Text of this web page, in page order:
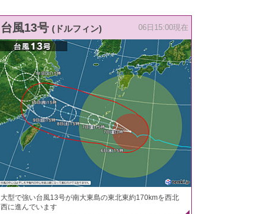
台風13号 (ドルフィン) 06日15:00現在
大型で強い台風13号が南大東島の東北東約170kmを西北
西に進んでいます